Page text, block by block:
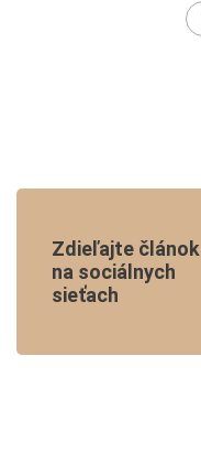
Zdieľajte článok
na sociálnych
sieťach